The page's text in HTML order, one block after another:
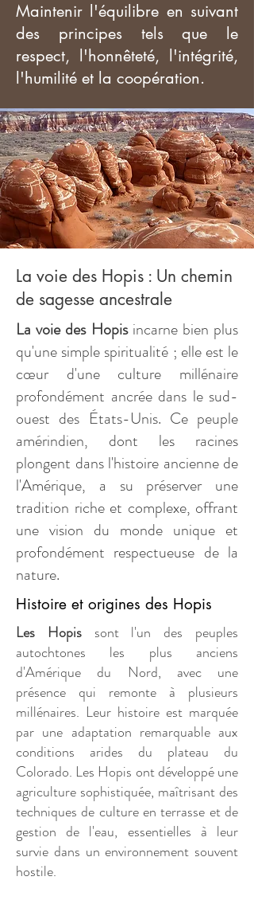
Maintenir l'équilibre en suivant
des principes tels que le
respect, l'honnêteté, l'intégrité,
l'humilité et la coopération.
La voie des Hopis : Un chemin
de sagesse ancestrale
La voie des Hopisincarne bien plus
qu'une simple spiritualité ; elle est le
cœur d'une culture millénaire
profondément ancrée dans le sud-
ouest des États-Unis. Ce peuple
amérindien, dont les racines
plongent dans l'histoire ancienne de
l'Amérique, a su préserver une
tradition riche et complexe, offrant
une vision du monde unique et
profondément respectueuse de la
nature.
Histoire et origines des Hopis
Les Hopissont l'un des peuples
autochtones les plus anciens
d'Amérique du Nord, avec une
présence qui remonte à plusieurs
millénaires. Leur histoire est marquée
par une adaptation remarquable aux
conditions arides du plateau du
Colorado. Les Hopis ont développé une
agriculture sophistiquée, maîtrisant des
techniques de culture en terrasse et de
gestion de l'eau, essentielles à leur
survie dans un environnement souvent
hostile.